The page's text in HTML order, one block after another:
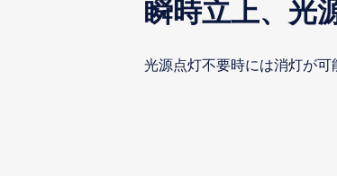
瞬時立上、光
光源点灯不要時には消灯が可